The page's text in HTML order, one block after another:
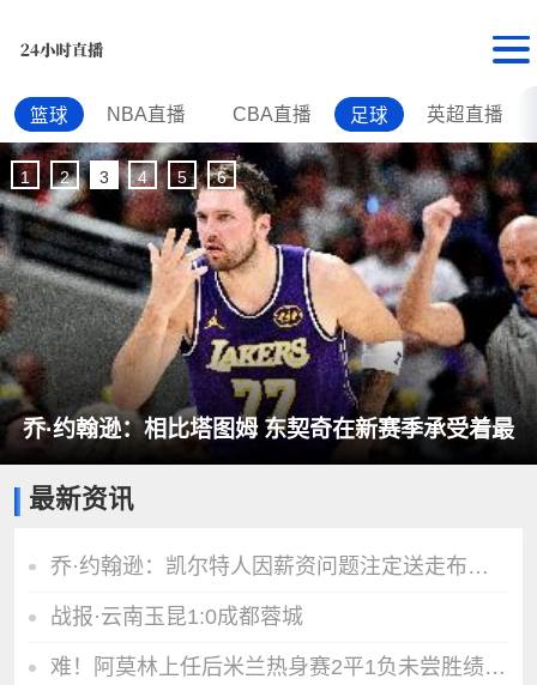
篮球 NBA直播 CBA直播 足球 英超直播
乔·约翰逊：相比塔图姆 东契奇在新赛季承受着最
1 2 3 4 5 6
最新资讯
乔·约翰逊：凯尔特人因薪资问题注定送走布朗 塔图姆求情也没用
战报·云南玉昆1:0成都蓉城
难！阿莫林上任后米兰热身赛2平1负未尝胜绩，下场遭遇曼联